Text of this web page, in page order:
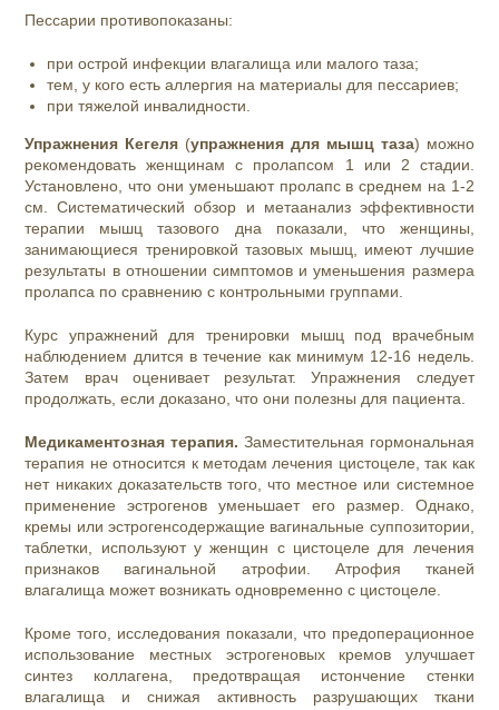
Пессарии противопоказаны:
при острой инфекции влагалища или малого таза;
тем, у кого есть аллергия на материалы для пессариев;
при тяжелой инвалидности.
Упражнения Кегеля (упражнения для мышц таза) можно
рекомендовать женщинам с пролапсом 1 или 2 стадии.
Установлено, что они уменьшают пролапс в среднем на 1-2
см. Систематический обзор и метаанализ эффективности
терапии мышц тазового дна показали, что женщины,
занимающиеся тренировкой тазовых мышц, имеют лучшие
результаты в отношении симптомов и уменьшения размера
пролапса по сравнению с контрольными группами.
Курс упражнений для тренировки мышц под врачебным
наблюдением длится в течение как минимум 12-16 недель.
Затем врач оценивает результат. Упражнения следует
продолжать, если доказано, что они полезны для пациента.
Медикаментозная терапия. Заместительная гормональная
терапия не относится к методам лечения цистоцеле, так как
нет никаких доказательств того, что местное или системное
применение эстрогенов уменьшает его размер. Однако,
кремы или эстрогенсодержащие вагинальные суппозитории,
таблетки, используют у женщин с цистоцеле для лечения
признаков вагинальной атрофии. Атрофия тканей
влагалища может возникать одновременно с цистоцеле.
Кроме того, исследования показали, что предоперационное
использование местных эстрогеновых кремов улучшает
синтез коллагена, предотвращая истончение стенки
влагалища и снижая активность разрушающих ткани